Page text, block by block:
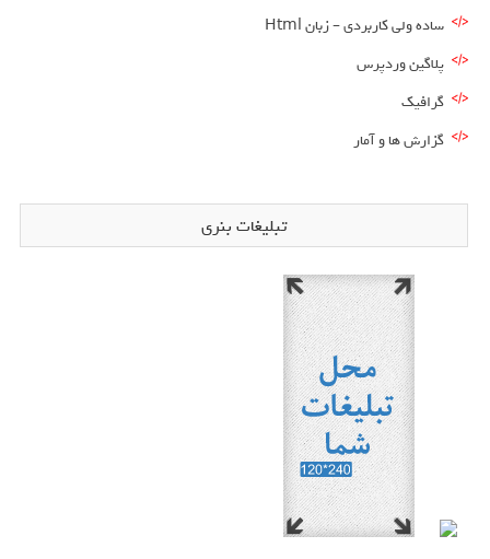
ساده ولی کاربردی – زبان Html
پلاگین وردپرس
گرافیک
گزارش ها و آمار
تبلیغات بنری